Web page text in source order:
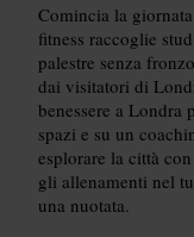
Comincia la
fitness raccoglie
palestre senza
dai visitatori di
benessere a
spazi e su un
esplorare la città
gli allenamenti nel
una nuotata.